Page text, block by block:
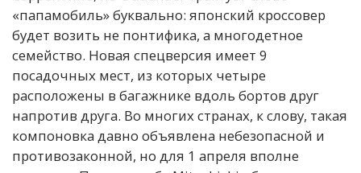
«папамобиль» буквально: японский кроссовер
будет возить не понтифика, а многодетное
семейство. Новая спецверсия имеет 9
посадочных мест, из которых четыре
расположены в багажнике вдоль бортов друг
напротив друга. Во многих странах, к слову, такая
компоновка давно объявлена небезопасной и
противозаконной, но для 1 апреля вполне